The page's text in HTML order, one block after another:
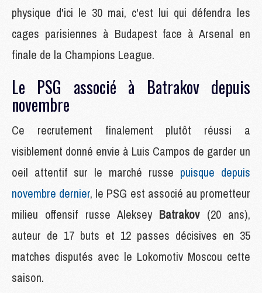
physique d'ici le 30 mai, c'est lui qui défendra les
cages parisiennes à Budapest face à Arsenal en
finale de la Champions League.
Le PSG associé à Batrakov depuis
novembre
Ce recrutement finalement plutôt réussi a
visiblement donné envie à Luis Campos de garder un
oeil attentif sur le marché russe puisque depuis
novembre dernier, le PSG est associé au prometteur
milieu offensif russe Aleksey Batrakov (20 ans),
auteur de 17 buts et 12 passes décisives en 35
matches disputés avec le Lokomotiv Moscou cette
saison.